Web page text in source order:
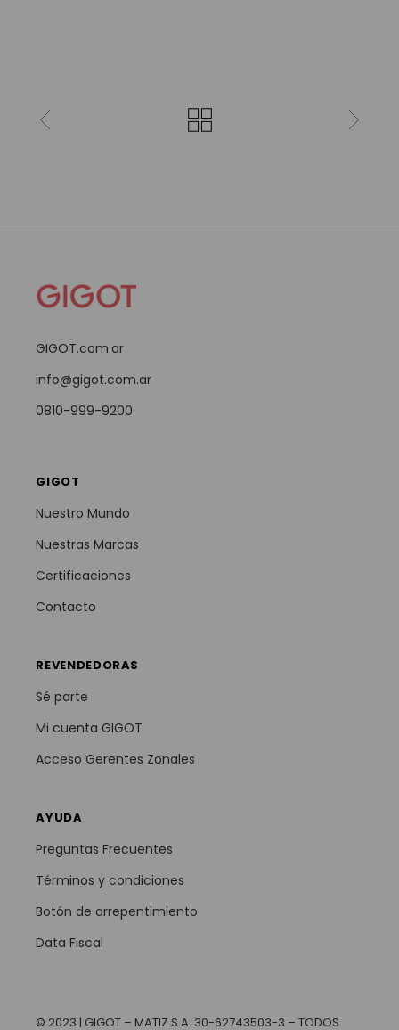
GIGOT.com.ar
info@gigot.com.ar
0810-999-9200
GIGOT
Nuestro Mundo
Nuestras Marcas
Certificaciones
Contacto
REVENDEDORAS
Sé parte
Mi cuenta GIGOT
Acceso Gerentes Zonales
AYUDA
Preguntas Frecuentes
Términos y condiciones
Botón de arrepentimiento
Data Fiscal
© 2023 | GIGOT – MATIZ S.A. 30-62743503-3 – TODOS